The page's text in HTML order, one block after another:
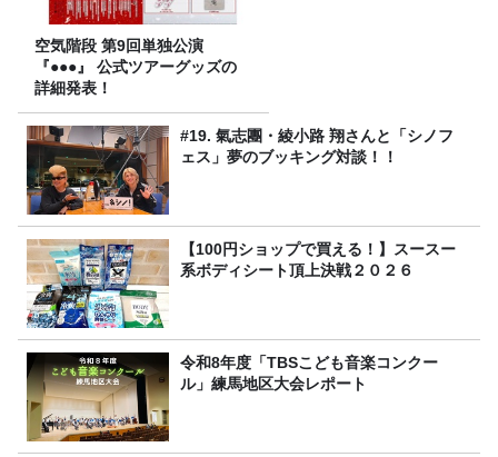
空気階段 第9回単独公演
『●●●』 公式ツアーグッズの
詳細発表！
#19. 氣志團・綾小路 翔さんと「シノフ
ェス」夢のブッキング対談！！
【100円ショップで買える！】スースー
系ボディシート頂上決戦２０２６
令和8年度「TBSこども音楽コンクー
ル」練馬地区大会レポート